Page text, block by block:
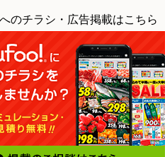
のチラシ・広告掲載はこちら